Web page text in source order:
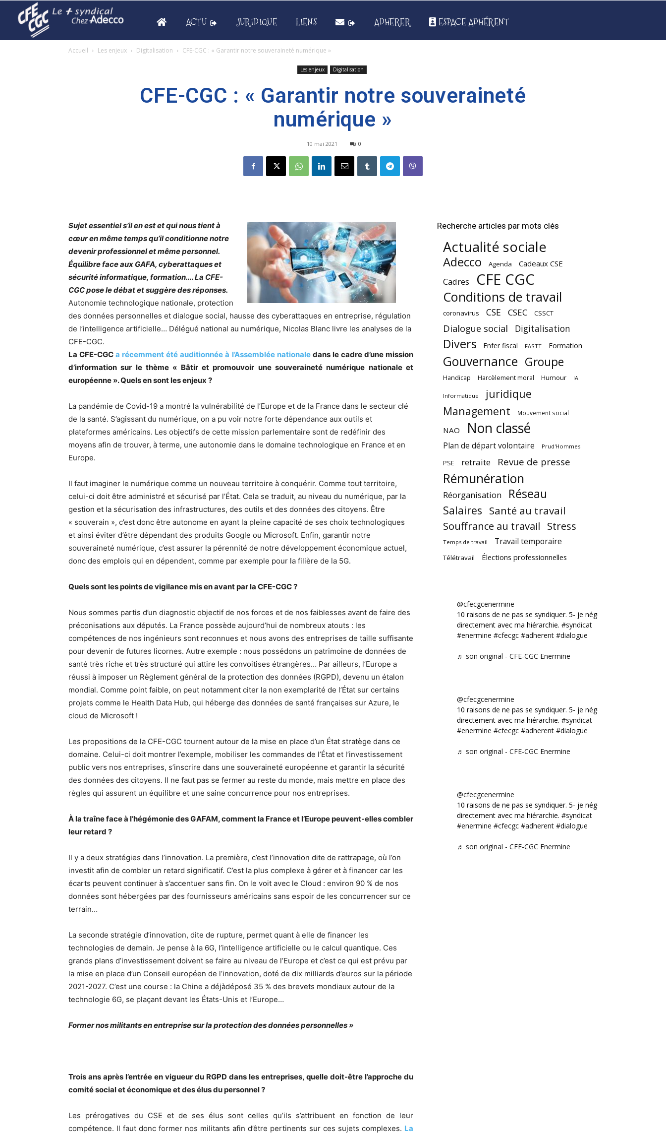
ACTU JURIDIQUE LIENS ADHERER ESPACE ADHÉRENT
Accueil Les enjeux Digitalisation CFE-CGC : « Garantir notre souveraineté numérique »
Les enjeux Digitalisation
CFE-CGC : « Garantir notre souveraineté
numérique »
10 mai 2021 0
Sujet essentiel s’il en est et qui nous tient à
cœur en même temps qu’il conditionne notre
devenir professionnel et même personnel.
Équilibre face aux GAFA, cyberattaques et
sécurité informatique, formation…. La CFE-
CGC pose le débat et suggère des réponses.
Autonomie technologique nationale, protection
des données personnelles et dialogue social, hausse des cyberattaques en entreprise, régulation
de l’intelligence artificielle… Délégué national au numérique, Nicolas Blanc livre les analyses de la
CFE-CGC.
La CFE-CGCa récemment été auditionnée à l’Assemblée nationaledans le cadre d’une mission
d’information sur le thème « Bâtir et promouvoir une souveraineté numérique nationale et
européenne ». Quels en sont les enjeux ?
La pandémie de Covid-19 a montré la vulnérabilité de l’Europe et de la France dans le secteur clé
de la santé. S’agissant du numérique, on a pu voir notre forte dépendance aux outils et
plateformes américains. Les objectifs de cette mission parlementaire sont de redéfinir des
moyens afin de trouver, à terme, une autonomie dans le domaine technologique en France et en
Europe.
Il faut imaginer le numérique comme un nouveau territoire à conquérir. Comme tout territoire,
celui-ci doit être administré et sécurisé par l’État. Cela se traduit, au niveau du numérique, par la
gestion et la sécurisation des infrastructures, des outils et des données des citoyens. Être
« souverain », c’est donc être autonome en ayant la pleine capacité de ses choix technologiques
et ainsi éviter d’être dépendant des produits Google ou Microsoft. Enfin, garantir notre
souveraineté numérique, c’est assurer la pérennité de notre développement économique actuel,
donc des emplois qui en dépendent, comme par exemple pour la filière de la 5G.
Quels sont les points de vigilance mis en avant par la CFE-CGC ?
Nous sommes partis d’un diagnostic objectif de nos forces et de nos faiblesses avant de faire des
préconisations aux députés. La France possède aujourd’hui de nombreux atouts : les
compétences de nos ingénieurs sont reconnues et nous avons des entreprises de taille suffisante
pour devenir de futures licornes. Autre exemple : nous possédons un patrimoine de données de
santé très riche et très structuré qui attire les convoitises étrangères… Par ailleurs, l’Europe a
réussi à imposer un Règlement général de la protection des données (RGPD), devenu un étalon
mondial. Comme point faible, on peut notamment citer la non exemplarité de l’État sur certains
projets comme le Health Data Hub, qui héberge des données de santé françaises sur Azure, le
cloud de Microsoft !
Les propositions de la CFE-CGC tournent autour de la mise en place d’un État stratège dans ce
domaine. Celui-ci doit montrer l’exemple, mobiliser les commandes de l’État et l’investissement
public vers nos entreprises, s’inscrire dans une souveraineté européenne et garantir la sécurité
des données des citoyens. Il ne faut pas se fermer au reste du monde, mais mettre en place des
règles qui assurent un équilibre et une saine concurrence pour nos entreprises.
À la traîne face à l’hégémonie des GAFAM, comment la France et l’Europe peuvent-elles combler
leur retard ?
Il y a deux stratégies dans l’innovation. La première, c’est l’innovation dite de rattrapage, où l’on
investit afin de combler un retard significatif. C’est la plus complexe à gérer et à financer car les
écarts peuvent continuer à s’accentuer sans fin. On le voit avec le Cloud : environ 90 % de nos
données sont hébergées par des fournisseurs américains sans espoir de les concurrencer sur ce
terrain…
La seconde stratégie d’innovation, dite de rupture, permet quant à elle de financer les
technologies de demain. Je pense à la 6G, l’intelligence artificielle ou le calcul quantique. Ces
grands plans d’investissement doivent se faire au niveau de l’Europe et c’est ce qui est prévu par
la mise en place d’un Conseil européen de l’innovation, doté de dix milliards d’euros sur la période
2021-2027. C’est une course : la Chine a déjàdéposé 35 % des brevets mondiaux autour de la
technologie 6G, se plaçant devant les États-Unis et l’Europe…
Former nos militants en entreprise sur la protection des données personnelles »
Trois ans après l’entrée en vigueur du RGPD dans les entreprises, quelle doit-être l’approche du
comité social et économique et des élus du personnel ?
Les prérogatives du CSE et de ses élus sont celles qu’ils s’attribuent en fonction de leur
compétence. Il faut donc former nos militants afin d’être pertinents sur ces sujets complexes. La
Recherche articles par mots clés
Actualité sociale
Adecco Agenda Cadeaux CSE
Cadres CFE CGC
Conditions de travail
coronavirus CSE CSEC CSSCT
Dialogue social Digitalisation
Divers Enfer fiscal FASTT Formation
Gouvernance Groupe
Handicap Harcèlement moral Humour IA
Informatique
juridique
Management
Mouvement social
NAO Non classé
Plan de départ volontaire Prud'Hommes
PSE retraite Revue de presse
Rémunération
Réorganisation Réseau
Salaires Santé au travail
Souffrance au travail Stress
Temps de travail Travail temporaire
Télétravail Élections professionnelles
@cfecgcenermine
10 raisons de ne pas se syndiquer. 5- je négocie
directement avec ma hiérarchie. #syndicat
#enermine #cfecgc #adherent #dialogue
♬ son original - CFE-CGC Enermine
@cfecgcenermine
10 raisons de ne pas se syndiquer. 5- je négocie
directement avec ma hiérarchie. #syndicat
#enermine #cfecgc #adherent #dialogue
♬ son original - CFE-CGC Enermine
@cfecgcenermine
10 raisons de ne pas se syndiquer. 5- je négocie
directement avec ma hiérarchie. #syndicat
#enermine #cfecgc #adherent #dialogue
♬ son original - CFE-CGC Enermine